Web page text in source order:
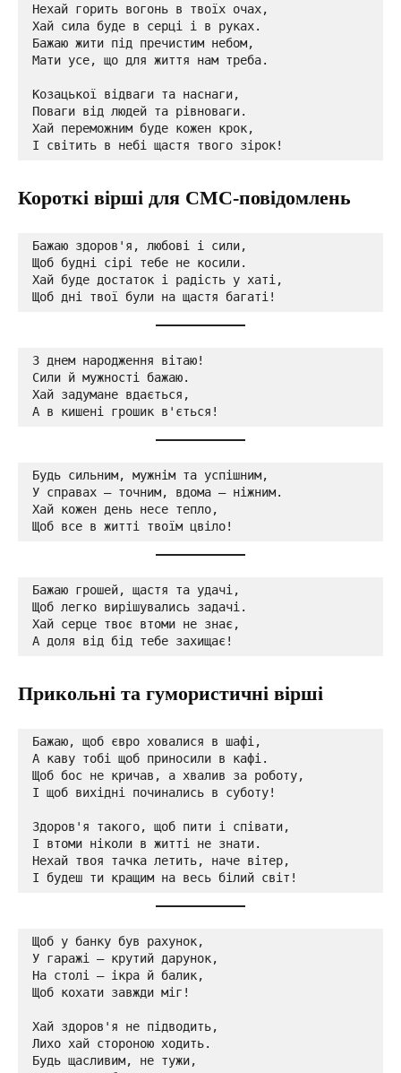
Нехай горить вогонь в твоїх очах,
Хай сила буде в серці і в руках.
Бажаю жити під пречистим небом,
Мати усе, що для життя нам треба.
Козацької відваги та наснаги,
Поваги від людей та рівноваги.
Хай переможним буде кожен крок,
І світить в небі щастя твого зірок!
Короткі вірші для СМС-повідомлень
Бажаю здоров'я, любові і сили,
Щоб будні сірі тебе не косили.
Хай буде достаток і радість у хаті,
Щоб дні твої були на щастя багаті!
З днем народження вітаю!
Сили й мужності бажаю.
Хай задумане вдається,
А в кишені грошик в'ється!
Будь сильним, мужнім та успішним,
У справах — точним, вдома — ніжним.
Хай кожен день несе тепло,
Щоб все в житті твоїм цвіло!
Бажаю грошей, щастя та удачі,
Щоб легко вирішувались задачі.
Хай серце твоє втоми не знає,
А доля від бід тебе захищає!
Прикольні та гумористичні вірші
Бажаю, щоб євро ховалися в шафі,
А каву тобі щоб приносили в кафі.
Щоб бос не кричав, а хвалив за роботу,
І щоб вихідні починались в суботу!
Здоров'я такого, щоб пити і співати,
І втоми ніколи в житті не знати.
Нехай твоя тачка летить, наче вітер,
І будеш ти кращим на весь білий світ!
Щоб у банку був рахунок,
У гаражі — крутий дарунок,
На столі — ікра й балик,
Щоб кохати завжди міг!
Хай здоров'я не підводить,
Лихо хай стороною ходить.
Будь щасливим, не тужи,